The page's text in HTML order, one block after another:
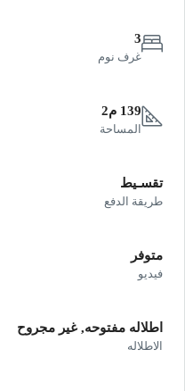
3
غرف نوم
139 م2
المساحة
تقسـيط
طريقة الدفع
متوفر
فيديو
اطلاله مفتوحه, غير مجروح
الاطلاله